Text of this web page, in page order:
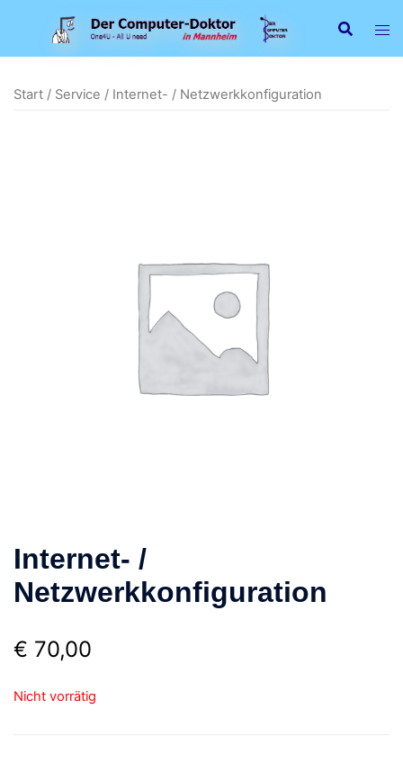
springen
Start / Service / Internet- / Netzwerkkonfiguration
Internet- /
Netzwerkkonfiguration
€ 70,00
Nicht vorrätig